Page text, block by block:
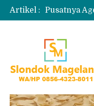
Artikel :
Produksi
Jual Puyur